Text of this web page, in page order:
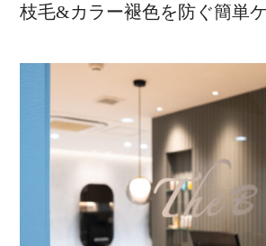
枝毛&カラー褪色を防ぐ簡単